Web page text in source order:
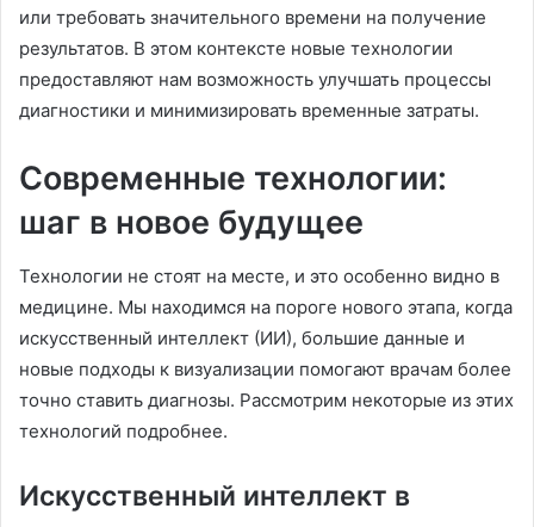
или требовать значительного времени на получение
результатов. В этом контексте новые технологии
предоставляют нам возможность улучшать процессы
диагностики и минимизировать временные затраты.
Современные технологии:
шаг в новое будущее
Технологии не стоят на месте, и это особенно видно в
медицине. Мы находимся на пороге нового этапа, когда
искусственный интеллект (ИИ), большие данные и
новые подходы к визуализации помогают врачам более
точно ставить диагнозы. Рассмотрим некоторые из этих
технологий подробнее.
Искусственный интеллект в